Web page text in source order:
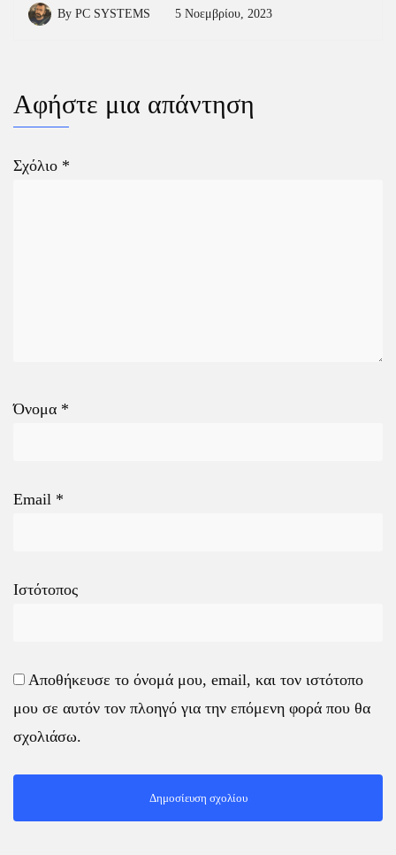
By PC SYSTEMS 5 Νοεμβρίου, 2023
Αφήστε μια απάντηση
Σχόλιο *
Όνομα *
Email *
Ιστότοπος
Αποθήκευσε το όνομά μου, email, και τον ιστότοπο
μου σε αυτόν τον πλοηγό για την επόμενη φορά που θα
σχολιάσω.